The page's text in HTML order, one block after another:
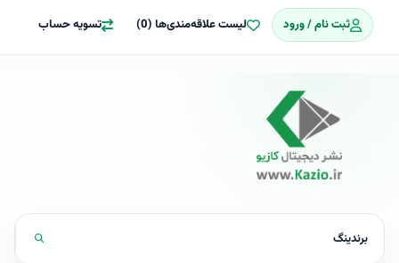
ثبت نام / ورود لیست علاقه‌مندی‌ها (0) تسویه حساب